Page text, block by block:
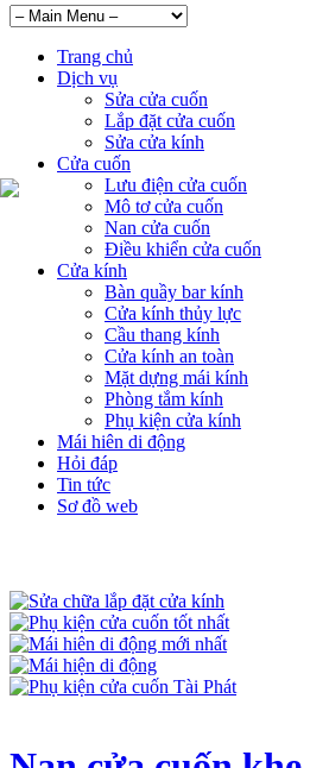
Trang chủ
Dịch vụ
Sửa cửa cuốn
Lắp đặt cửa cuốn
Sửa cửa kính
Cửa cuốn
Lưu điện cửa cuốn
Mô tơ cửa cuốn
Nan cửa cuốn
Điều khiển cửa cuốn
Cửa kính
Bàn quầy bar kính
Cửa kính thủy lực
Cầu thang kính
Cửa kính an toàn
Mặt dựng mái kính
Phòng tắm kính
Phụ kiện cửa kính
Mái hiên di động
Hỏi đáp
Tin tức
Sơ đồ web